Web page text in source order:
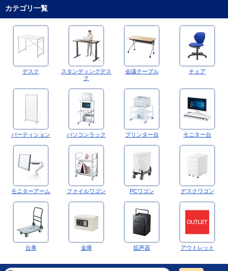
カテゴリ一覧
デスク
スタンディングデス
ク
会議テーブル チェア
パーティション パソコンラック プリンター台 モニター台
モニターアーム ファイルワゴン PCワゴン デスクワゴン
台車 金庫 拡声器 アウトレット